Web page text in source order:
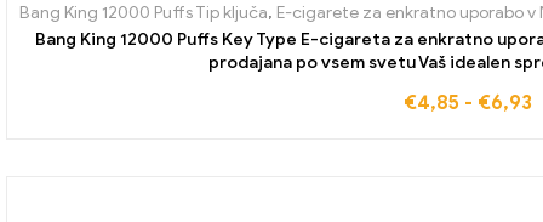
Bang King 12000 Puffs Tip ključa, E-cigarete za enkratno uporabo v
Bang King 12000 Puffs Key Type E-cigareta za enkratno
prodajana po vsem svetu Vaš idealen
€4,85 - €6,93